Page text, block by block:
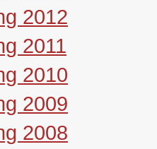
2012
2011
2010
2009
2008